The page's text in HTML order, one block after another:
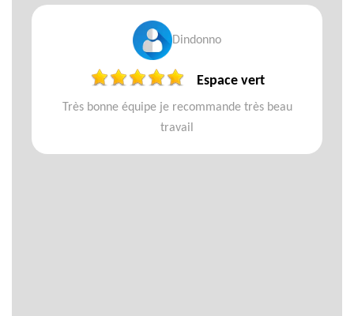
Dindonno
Espace vert
Très bonne équipe je recommande très beau
travail